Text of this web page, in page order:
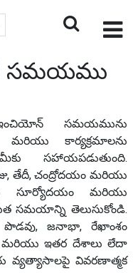
సమయము
సమయమును
కార్యక్రమాలను
సహాయపడుతుంది.
తేదీ, చంద్రోదయం మరియు
సూర్యోదయం మరియు
సమయాన్ని తెలుసుకోండి.
జనాభా, రేఖాంశం
ఇతర దేశాలు లేదా
వ్యత్యాసాలపై వివరణాత్మక